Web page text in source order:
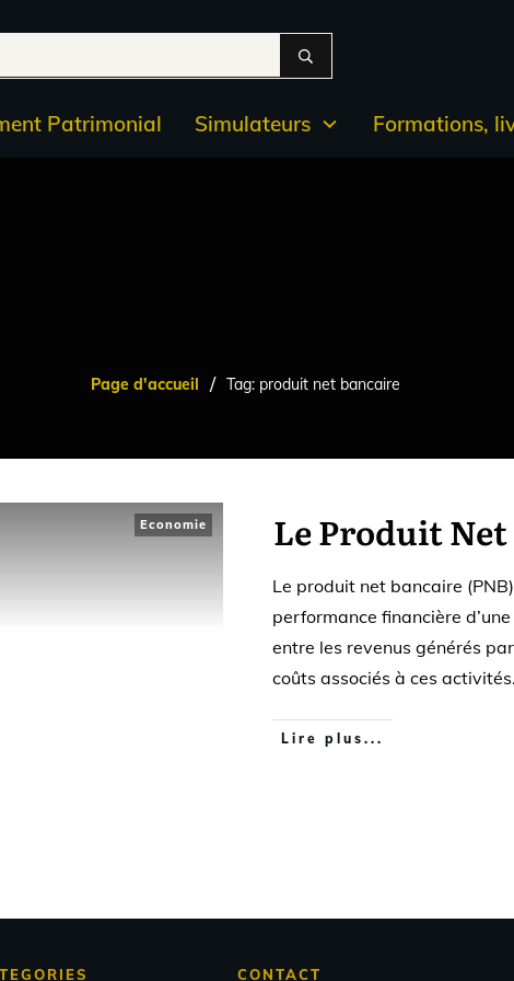
Patrimonial Simulateurs Formations,
Page d'accueil / Tag: produit net bancaire
Economie Le Produit
Le produit net bancaire
performance financière
entre les revenus générés
coûts associés à ces activités.
Lire plus...
CONTACT